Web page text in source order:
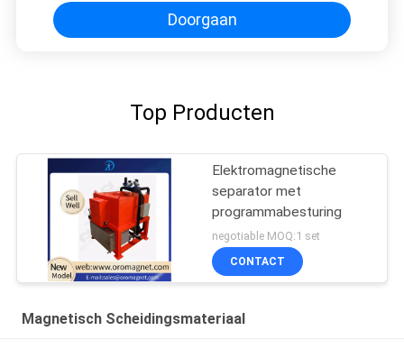
Doorgaan
Top Producten
Elektromagnetische
separator met
programmabesturing
negotiable MOQ:1 set
CONTACT
Magnetisch Scheidingsmateriaal